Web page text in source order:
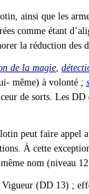
ainsi que les
comme étant
la réduction des
de la magie
même) à volonté ;
de sorts. Les DD
peut faire appel
À cette
nom (niveau
Vigueur (DD 13) ;